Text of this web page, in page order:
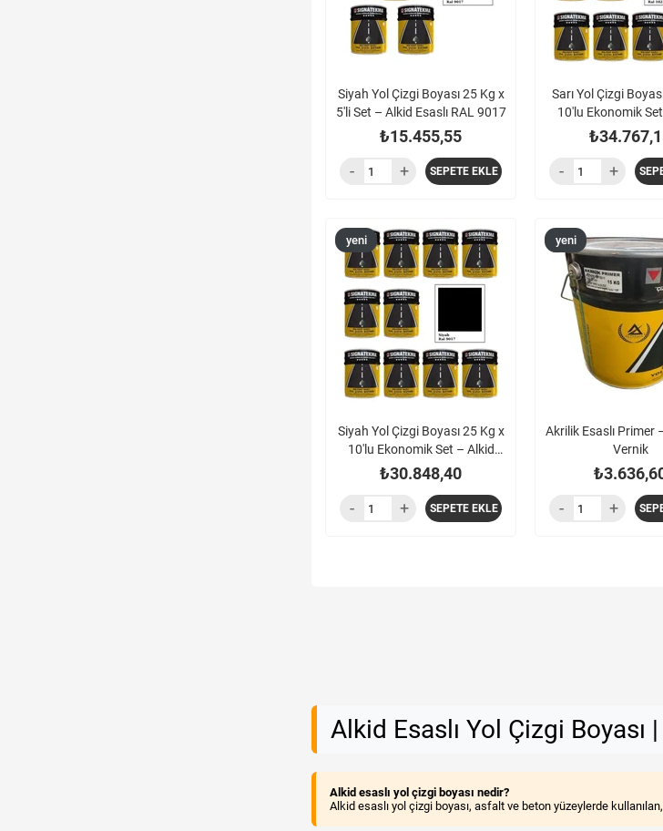
Siyah Yol Çizgi Boyası 25 Kg x
5'li Set – Alkid Esaslı RAL 9017
₺15.455,55
SEPETE EKLE
Sarı Yol Çizgi
10'lu Ekonomik
Esaslı
Siyah Yol Çizgi Boyası 25 Kg x
10'lu Ekonomik Set – Alkid
Esaslı
₺30.848,40
yeni
ürün
SEPETE EKLE
Akrilik Esaslı Primer
Vernik
yeni
ürün
Alkid Esaslı Yol Çizgi
Alkid esaslı yol çizgi boyası nedir?
Alkid esaslı yol çizgi boyası, asfalt ve beton yüzeylerde